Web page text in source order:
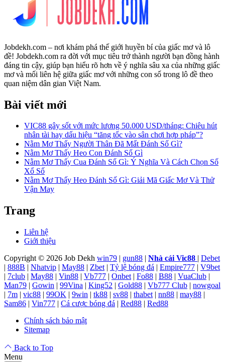
Jobdekh.com – nơi khám phá thế giới huyền bí của giấc mơ và lô
đề! Jobdekh.com ra đời với mục tiêu trở thành người bạn đồng hành
đáng tin cậy, giúp bạn hiểu rõ hơn về ý nghĩa sâu xa của những giấc
mơ và mối liên hệ giữa giấc mơ với những con số trong lô đề theo
quan niệm dân gian Việt Nam.
Bài viết mới
VIC88 gây sốt với mức lương 50.000 USD/tháng: Chiêu hút
nhân tài hay dấu hiệu “tăng tốc vào sân chơi hợp pháp”?
Nằm Mơ Thấy Người Thân Đã Mất Đánh Số Gì?
Nằm Mơ Thấy Heo Con Đánh Số Gì
Nằm Mơ Thấy Cua Đánh Số Gì: Ý Nghĩa Và Cách Chọn Số
Xổ Số
Nằm Mơ Thấy Heo Đánh Số Gì: Giải Mã Giấc Mơ Và Thử
Vận May
Trang
Liên hệ
Giới thiệu
Copyright © 2026 Job Dekh win79 | gun88 | Nhà cái Vic88 | Debet
| 888B | Nhatvip | May88 | Zbet | Tỷ lệ bóng đá | Empire777 | V9bet
| 7club | May88 | Vin88 | Vb777 | Onbet | Fo88 | B88 | VuaClub |
Man79 | Gowin | 99Vina | King52 | Gold88 | Vb777 Club | nowgoal
| 7m | vic88 | 99OK | 9win | tk88 | sv88 | thabet | nn88 | may88 |
Sam86 | Vin777 | Cá cược bóng đá | Red88 | Red88
Chính sách bảo mật
Sitemap
Back to Top
Menu